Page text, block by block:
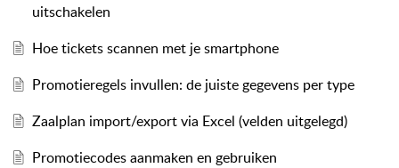
uitschakelen
Hoe tickets scannen met je smartphone
Promotieregels invullen: de juiste gegevens per type
Zaalplan import/export via Excel (velden uitgelegd)
Promotiecodes aanmaken en gebruiken